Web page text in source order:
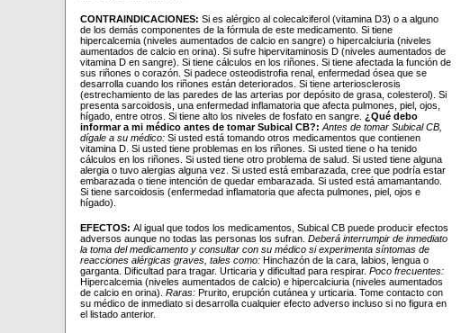
CONTRAINDICACIONES: Si es alérgico al colecalciferol (vitamina D3) o a alguno
de los demás componentes de la fórmula de este medicamento. Si tiene
hipercalcemia (niveles aumentados de calcio en sangre) o hipercalciuria (niveles
aumentados de calcio en orina). Si sufre hipervitaminosis D (niveles aumentados de
vitamina D en sangre). Si tiene cálculos en los riñones. Si tiene afectada la función de
sus riñones o corazón. Si padece osteodistrofia renal, enfermedad ósea que se
desarrolla cuando los riñones están deteriorados. Si tiene arteriosclerosis
(estrechamiento de las paredes de las arterias por depósito de grasa, colesterol). Si
presenta sarcoidosis, una enfermedad inflamatoria que afecta pulmones, piel, ojos,
hígado, entre otros. Si tiene alto los niveles de fosfato en sangre. ¿Qué debo
informar a mi médico antes de tomar Subical CB?: Antes de tomar Subical CB,
dígale a su médico: Si usted está tomando otros medicamentos que contienen
vitamina D. Si usted tiene problemas en los riñones. Si usted tiene o ha tenido
cálculos en los riñones. Si usted tiene otro problema de salud. Si usted tiene alguna
alergia o tuvo alergias alguna vez. Si usted está embarazada, cree que podría estar
embarazada o tiene intención de quedar embarazada. Si usted está amamantando.
Si tiene sarcoidosis (enfermedad inflamatoria que afecta pulmones, piel, ojos e
hígado).
EFECTOS: Al igual que todos los medicamentos, Subical CB puede producir efectos
adversos aunque no todas las personas los sufran. Deberá interrumpir de inmediato
la toma del medicamento y consultar con su médico si experimenta síntomas de
reacciones alérgicas graves, tales como: Hinchazón de la cara, labios, lengua o
garganta. Dificultad para tragar. Urticaria y dificultad para respirar. Poco frecuentes:
Hipercalcemia (niveles aumentados de calcio) e hipercalciuria (niveles aumentados
de calcio en orina). Raras: Prurito, erupción cutánea y urticaria. Tome contacto con
su médico de inmediato si desarrolla cualquier efecto adverso incluso si no figura en
el listado anterior.